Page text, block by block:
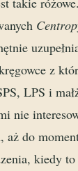
z
LPS i
nie
aż do
kiedy